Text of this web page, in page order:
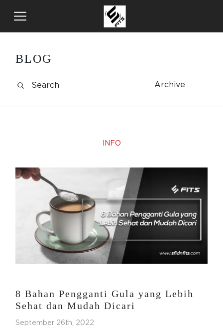
BLOG
Archive
INFO
8 Bahan Pengganti Gula yang Lebih
Sehat dan Mudah Dicari
September 26th, 2022